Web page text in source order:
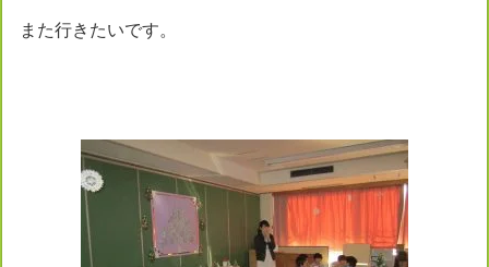
また行きたいです。